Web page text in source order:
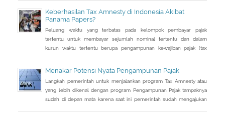
Keberhasilan Tax Amnesty di Indonesia Akibat
Panama Papers?
Peluang waktu yang terbatas pada kelompok pembayar pajak
tertentu untuk membayar sejumlah nominal tertentu dan dalam
kurun waktu tertentu berupa pengampunan kewajiban pajak (tax
merupakan pengertian dari pengampunan pajak.
Menakar Potensi Nyata Pengampunan Pajak
Langkah pemerintah untuk menjalankan program Tax Amnesty atau
yang lebih dikenal dengan program Pengampunan Pajak tampaknya
sudah di depan mata karena saat ini pemerintah sudah mengajukan